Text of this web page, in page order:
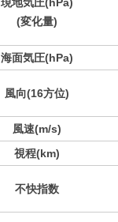
(変化量)
海面気圧(hPa)
風向(16方位)
風速(m/s)
視程(km)
不快指数